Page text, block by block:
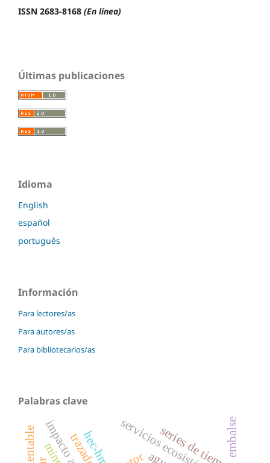
ISSN 2683-8168 (En línea)
Últimas publicaciones
Idioma
English
español
português
Información
Para lectores/as
Para autores/as
Para bibliotecarios/as
Palabras clave
series de tiempo
embalse
hec-hms